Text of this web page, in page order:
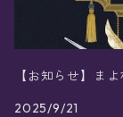
【お知らせ】ま
2025/9/21